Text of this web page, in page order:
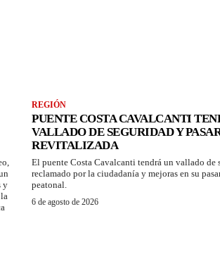
y
REGIÓN
PUENTE COSTA CAVALCANTI
VALLADO DE SEGURIDAD Y
REVITALIZADA
El puente Costa Cavalcanti tendrá un vallado de
reclamado por la ciudadanía y mejoras en su
peatonal.
6 de agosto de 2026